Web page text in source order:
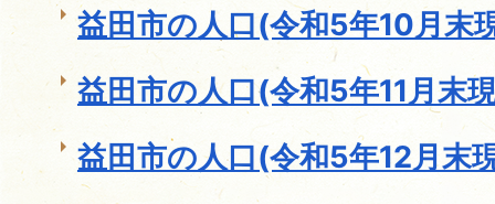
益田市の人口(令和5年10月末
益田市の人口(令和5年11月末
益田市の人口(令和5年12月末